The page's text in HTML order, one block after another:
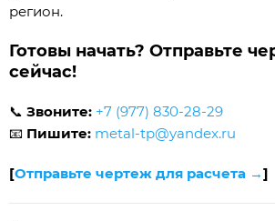
регион.
Готовы начать? Отправьте
сейчас!
📞 Звоните: +7 (977) 830-28-29
📧 Пишите: metal-tp@yandex.ru
[Отправьте чертеж для расчета →]